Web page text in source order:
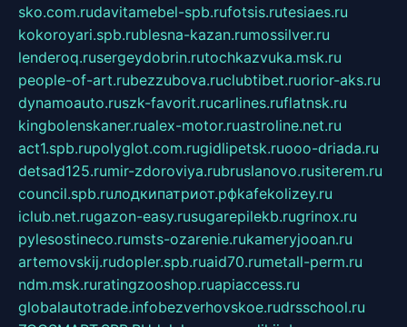
sko.com.rudavitamebel-spb.rufotsis.rutesiaes.ru
kokoroyari.spb.rublesna-kazan.rumossilver.ru
lenderoq.rusergeydobrin.rutochkazvuka.msk.ru
people-of-art.rubezzubova.ruclubtibet.ruorior-aks.ru
dynamoauto.ruszk-favorit.rucarlines.ruflatnsk.ru
kingbolenskaner.rualex-motor.ruastroline.net.ru
act1.spb.rupolyglot.com.rugidlipetsk.ruooo-driada.ru
detsad125.rumir-zdoroviya.rubruslanovo.rusiterem.ru
council.spb.ruлодкипатриот.рфkafekolizey.ru
iclub.net.rugazon-easy.rusugarepilekb.rugrinox.ru
pylesostineco.rumsts-ozarenie.rukameryjooan.ru
artemovskij.rudopler.spb.ruaid70.rumetall-perm.ru
ndm.msk.ruratingzooshop.ruapiaccess.ru
globalautotrade.infobezverhovskoe.rudrsschool.ru